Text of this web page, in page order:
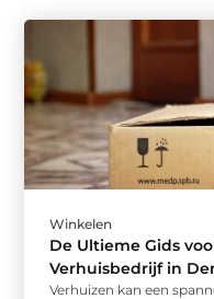
Winkelen
De Ultieme Gids
Verhuisbedrijf in
Verhuizen kan een